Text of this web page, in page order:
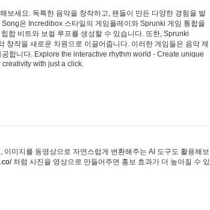
보세요. 독특한 음악을 창작하고, 팬들이 만든 다양한 경험을 발
은 Incredibox 스타일의 게임플레이와 Sprunki 게임 통합을
합 비트와 보컬 루프를 생성할 수 있습니다. 또한, Sprunki
작을 새로운 차원으로 이끌어줍니다. 이러한 게임들은 음악 제
합니다. Explore the interactive rhythm world - Create unique
with just a click.
미지를 동영상으로 자연스럽게 변환해주는 AI 도구도 활용해보
처럼 사진을 영상으로 만들어주면 홍보 효과가 더 높아질 수 있